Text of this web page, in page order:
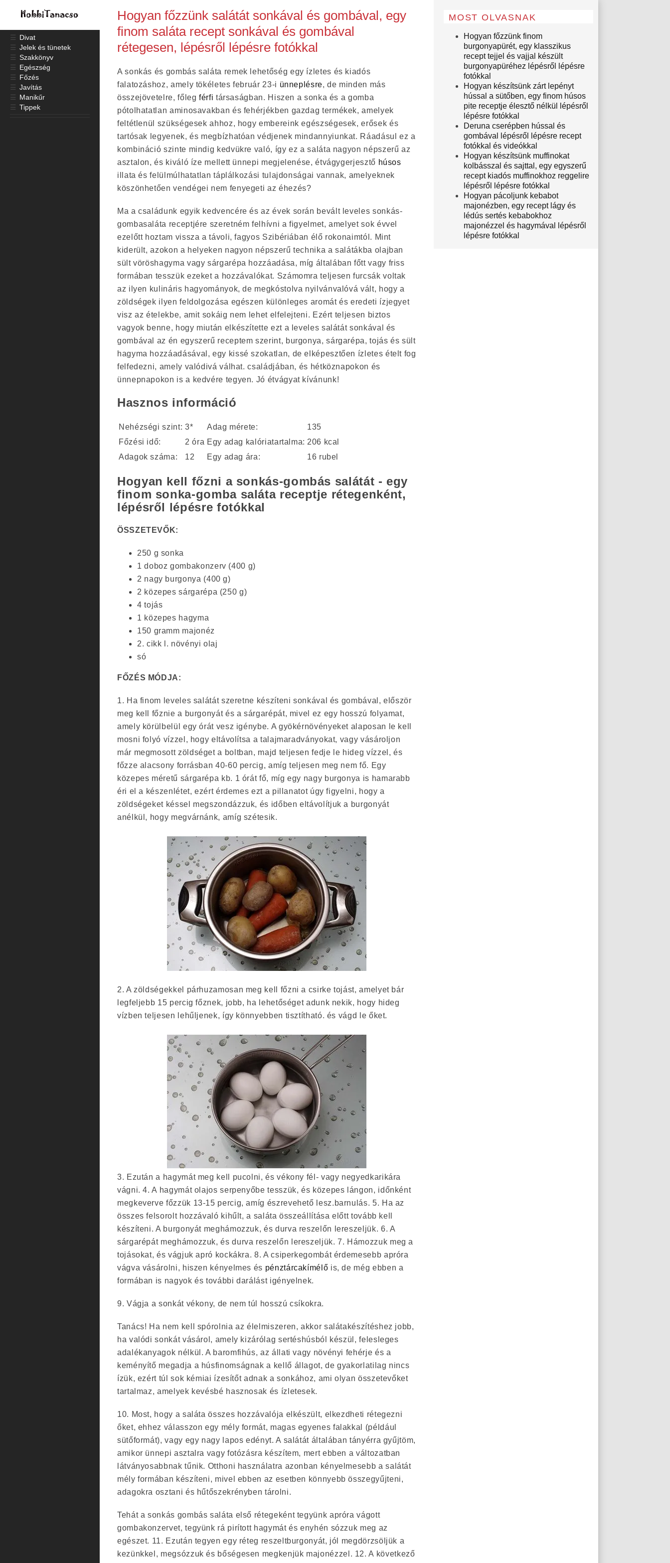
Hogyan főzzünk salátát sonkával és gombával, egy
finom saláta recept sonkával és gombával
rétegesen, lépésről lépésre fotókkal
A sonkás és gombás saláta remek lehetőség egy ízletes és kiadós
falatozáshoz, amely tökéletes február 23-i ünneplésre, de minden más
összejövetelre, főlegférfi társaságban. Hiszen a sonka és a gomba
pótolhatatlan aminosavakban és fehérjékben gazdag termékek, amelyek
feltétlenül szükségesek ahhoz, hogy embereink egészségesek, erősek és
tartósak legyenek, és megbízhatóan védjenek mindannyiunkat. Ráadásul ez a
kombináció szinte mindig kedvükre való, így ez a saláta nagyon népszerű az
asztalon, és kiváló íze mellett ünnepi megjelenése, étvágygerjesztő húsos
illata és felülmúlhatatlan táplálkozási tulajdonságai vannak, amelyeknek
köszönhetően vendégei nem fenyegeti az éhezés?
Ma a családunk egyik kedvencére és az évek során bevált leveles sonkás-
gombasaláta receptjére szeretném felhívni a figyelmet, amelyet sok évvel
ezelőtt hoztam vissza a távoli, fagyos Szibériában élő rokonaimtól. Mint
kiderült, azokon a helyeken nagyon népszerű technika a salátákba olajban
sült vöröshagyma vagy sárgarépa hozzáadása, míg általában főtt vagy friss
formában tesszük ezeket a hozzávalókat. Számomra teljesen furcsák voltak
az ilyen kulináris hagyományok, de megkóstolva nyilvánvalóvá vált, hogy a
zöldségek ilyen feldolgozása egészen különleges aromát és eredeti ízjegyet
visz az ételekbe, amit sokáig nem lehet elfelejteni. Ezért teljesen biztos
vagyok benne, hogy miután elkészítette ezt a leveles salátát sonkával és
gombával az én egyszerű receptem szerint, burgonya, sárgarépa, tojás és sült
hagyma hozzáadásával, egy kissé szokatlan, de elképesztően ízletes ételt fog
felfedezni, amely valódivá válhat. családjában, és hétköznapokon és
ünnepnapokon is a kedvére tegyen. Jó étvágyat kívánunk!
Hasznos információ
Nehézségi szint: 3* Adag mérete:
135
Főzési idő:
2 óra Egy adag kalóriatartalma: 206 kcal
Adagok száma:
12 Egy adag ára: 16 rubel
Hogyan kell főzni a sonkás-gombás salátát - egy
finom sonka-gomba saláta receptje rétegenként,
lépésről lépésre fotókkal
ÖSSZETEVŐK:
250 g sonka
1 doboz gombakonzerv (400 g)
2 nagy burgonya (400 g)
2 közepes sárgarépa (250 g)
4 tojás
1 közepes hagyma
150 gramm majonéz
2. cikk l. növényi olaj
só
FŐZÉS MÓDJA:
1. Ha finom leveles salátát szeretne készíteni sonkával és gombával, először
meg kell főznie a burgonyát és a sárgarépát, mivel ez egy hosszú folyamat,
amely körülbelül egy órát vesz igénybe. A gyökérnövényeket alaposan le kell
mosni folyó vízzel, hogy eltávolítsa a talajmaradványokat, vagy vásároljon
már megmosott zöldséget a boltban, majd teljesen fedje le hideg vízzel, és
főzze alacsony forrásban 40-60 percig, amíg teljesen meg nem fő. Egy
közepes méretű sárgarépa kb. 1 órát fő, míg egy nagy burgonya is hamarabb
éri el a készenlétet, ezért érdemes ezt a pillanatot úgy figyelni, hogy a
zöldségeket késsel megszondázzuk, és időben eltávolítjuk a burgonyát
anélkül, hogy megvárnánk, amíg szétesik.
2. A zöldségekkel párhuzamosan meg kell főzni a csirke tojást, amelyet bár
legfeljebb 15 percig főznek, jobb, ha lehetőséget adunk nekik, hogy hideg
vízben teljesen lehűljenek, így könnyebben tisztítható. és vágd le őket.
3. Ezután a hagymát meg kell pucolni, és vékony fél- vagy negyedkarikára
vágni. 4. A hagymát olajos serpenyőbe tesszük, és közepes lángon, időnként
megkeverve főzzük 13-15 percig, amíg észrevehető lesz.barnulás. 5. Ha az
összes felsorolt ​​hozzávaló kihűlt, a saláta összeállítása előtt tovább kell
készíteni. A burgonyát meghámozzuk, és durva reszelőn lereszeljük. 6. A
sárgarépát meghámozzuk, és durva reszelőn lereszeljük. 7. Hámozzuk meg a
tojásokat, és vágjuk apró kockákra. 8. A csiperkegombát érdemesebb apróra
vágva vásárolni, hiszen kényelmes és pénztárcakímélő is, de még ebben a
formában is nagyok és további darálást igényelnek.
9. Vágja a sonkát vékony, de nem túl hosszú csíkokra.
Tanács! Ha nem kell spórolnia az élelmiszeren, akkor salátakészítéshez jobb,
ha valódi sonkát vásárol, amely kizárólag sertéshúsból készül, felesleges
adalékanyagok nélkül. A baromfihús, az állati vagy növényi fehérje és a
keményítő megadja a húsfinomságnak a kellő állagot, de gyakorlatilag nincs
ízük, ezért túl sok kémiai ízesítőt adnak a sonkához, ami olyan összetevőket
tartalmaz, amelyek kevésbé hasznosak és ízletesek.
10. Most, hogy a saláta összes hozzávalója elkészült, elkezdheti rétegezni
őket, ehhez válasszon egy mély formát, magas egyenes falakkal (például
sütőformát), vagy egy nagy lapos edényt. A salátát általában tányérra gyűjtöm,
amikor ünnepi asztalra vagy fotózásra készítem, mert ebben a változatban
látványosabbnak tűnik. Otthoni használatra azonban kényelmesebb a salátát
mély formában készíteni, mivel ebben az esetben könnyebb összegyűjteni,
adagokra osztani és hűtőszekrényben tárolni.
Tehát a sonkás gombás saláta első rétegeként tegyünk apróra vágott
gombakonzervet, tegyünk rá pirított hagymát és enyhén sózzuk meg az
egészet. 11. Ezután tegyen egy réteg reszeltburgonyát, jól megdörzsöljük a
kezünkkel, megsózzuk és bőségesen megkenjük majonézzel. 12. A következő
MOST OLVASNAK
Hogyan főzzünk finom
burgonyapürét, egy klasszikus
recept tejjel és vajjal készült
burgonyapüréhez lépésről lépésre
fotókkal
Hogyan készítsünk zárt lepényt
hússal a sütőben, egy finom húsos
pite receptje élesztő nélkül lépésről
lépésre fotókkal
Deruna cserépben hússal és
gombával lépésről lépésre recept
fotókkal és videókkal
Hogyan készítsünk muffinokat
kolbásszal és sajttal, egy egyszerű
recept kiadós muffinokhoz reggelire
lépésről lépésre fotókkal
Hogyan pácoljunk kebabot
majonézben, egy recept lágy és
lédús sertés kebabokhoz
majonézzel és hagymával lépésről
lépésre fotókkal
☰ Divat
☰ Jelek és tünetek
☰ Szakkönyv
☰ Egészség
☰ Főzés
☰ Javítás
☰ Manikűr
☰ Tippek